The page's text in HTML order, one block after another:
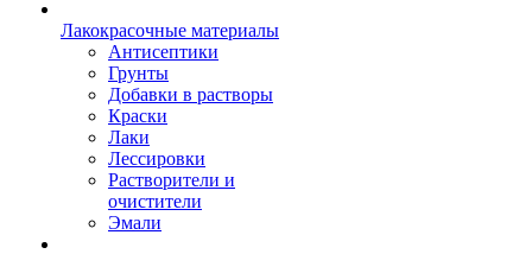
Лакокрасочные материалы
Антисептики
Грунты
Добавки в растворы
Краски
Лаки
Лессировки
Растворители и
очистители
Эмали